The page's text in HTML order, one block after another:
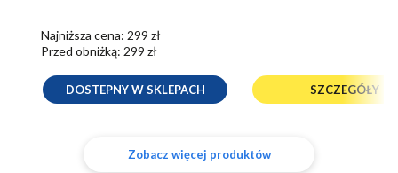
Najniższa cena: 299 zł
Przed obniżką: 299 zł
DOSTEPNY W SKLEPACH SZCZEGÓŁY
Zobacz więcej produktów